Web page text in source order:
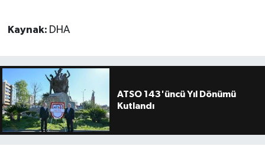
Kaynak: DHA
ATSO 143'üncü Yıl Dönümü
Kutlandı